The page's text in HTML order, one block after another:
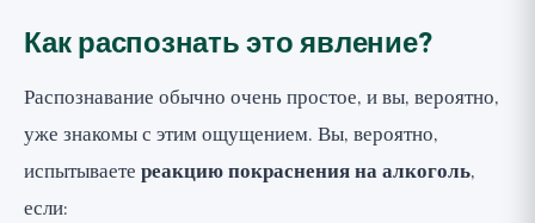
Как распознать это явление?
Распознавание обычно очень простое, и вы, вероятно,
уже знакомы с этим ощущением. Вы, вероятно,
испытываете реакцию покраснения на алкоголь,
если: